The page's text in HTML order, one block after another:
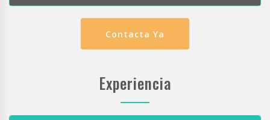
Contacta Ya
Experiencia